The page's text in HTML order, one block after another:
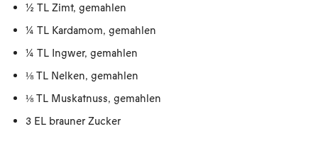
½ TL Zimt, gemahlen
¼ TL Kardamom, gemahlen
¼ TL Ingwer, gemahlen
⅛ TL Nelken, gemahlen
⅛ TL Muskatnuss, gemahlen
3 EL brauner Zucker